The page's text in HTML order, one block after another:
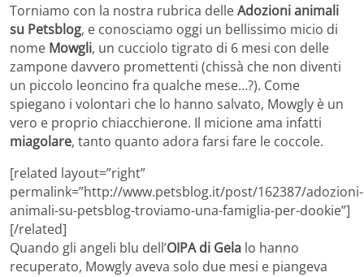
Torniamo con la nostra rubrica delleAdozioni animali
su Petsblog, e conosciamo oggi un bellissimo micio di
nome Mowgli, un cucciolo tigrato di 6 mesi con delle
zampone davvero promettenti (chissà che non diventi
un piccolo leoncino fra qualche mese…?). Come
spiegano i volontari che lo hanno salvato, Mowgly è un
vero e proprio chiacchierone. Il micione ama infatti
miagolare, tanto quanto adora farsi fare le coccole.
[related layout=”right”
permalink=”http://www.petsblog.it/post/162387/adozioni-
animali-su-petsblog-troviamo-una-famiglia-per-dookie”]
[/related]
Quando gli angeli blu dell’OIPA di Gela lo hanno
recuperato, Mowgly aveva solo due mesi e piangeva